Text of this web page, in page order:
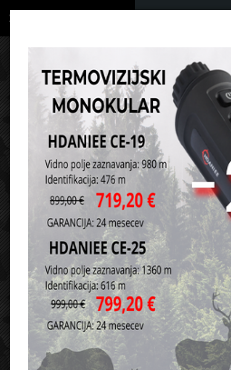
Vaša košarica je še prazna
Domov Lovstvo Hlače